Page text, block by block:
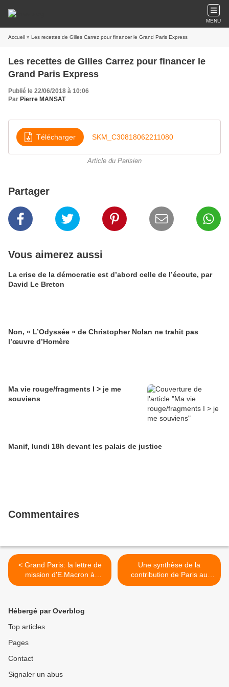
MENU
Accueil » Les recettes de Gilles Carrez pour financer le Grand Paris Express
Les recettes de Gilles Carrez pour financer le
Grand Paris Express
Publié le 22/06/2018 à 10:06
Par Pierre MANSAT
Télécharger SKM_C30818062211080
Article du Parisien
Partager
Vous aimerez aussi
La crise de la démocratie est d’abord celle de l’écoute, par
David Le Breton
Non, « L’Odyssée » de Christopher Nolan ne trahit pas
l’œuvre d’Homère
Ma vie rouge/fragments I > je me
souviens
Manif, lundi 18h devant les palais de justice
Commentaires
< Grand Paris: la lettre de
mission d'E.Macron à
Roland Castro
Une synthèse de la
contribution de Paris au
projet du Grand Paris >
Hébergé par Overblog
Top articles
Pages
Contact
Signaler un abus